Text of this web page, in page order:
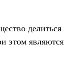
делиться
этом являются